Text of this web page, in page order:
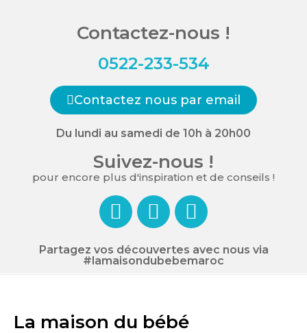
Contactez-nous !
0522-233-534
Contactez nous par email
Du lundi au samedi de 10h à 20h00
Suivez-nous !
pour encore plus d'inspiration et de conseils !
Partagez vos découvertes avec nous via
#lamaisondubebemaroc
La maison du bébé